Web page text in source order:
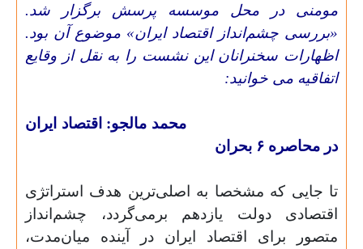
مومنی در محل موسسه پرسش برگزار شد.
«بررسی چشم‌انداز اقتصاد ایران» موضوع آن بود.
اظهارات سخنرانان این نشست را به نقل از وقایع
اتفاقیه می خوانید:
محمد مالجو: اقتصاد ایران
در محاصره ۶‌ بحران
تا جایی که مشخصا به اصلی‌ترین هدف استراتژی
اقتصادی دولت یازدهم برمی‌گردد، چشم‌انداز
متصور برای اقتصاد ایران در آینده میان‌مدت،